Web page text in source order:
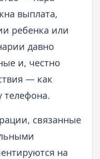
выплата,
ребенка или
давно
и, честно
— как
телефона.
связанные
на